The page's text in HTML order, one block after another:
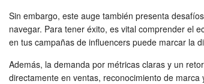
Sin embargo, este auge también presenta
navegar. Para tener éxito, es vital comprender el
en tus campañas de influencers puede marcar la
Además, la demanda por métricas claras y un
directamente en ventas, reconocimiento de